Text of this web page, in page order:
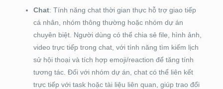
Chat: Tính năng chat thời gian thực hỗ trợ giao tiếp
cá nhân, nhóm thông thường hoặc nhóm dự án
chuyên biệt. Người dùng có thể chia sẻ file, hình ảnh,
video trực tiếp trong chat, với tính năng tìm kiếm lịch
sử hội thoại và tích hợp emoji/reaction để tăng tính
tương tác. Đối với nhóm dự án, chat có thể liên kết
trực tiếp với task hoặc tài liệu liên quan, giúp trao đổi